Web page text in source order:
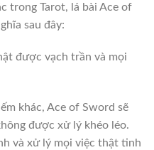
trong Tarot, lá bài Ace of
sau đây:
được vạch trần và mọi
khác, Ace of Sword sẽ
được xử lý khéo léo.
và xử lý mọi việc thật tinh